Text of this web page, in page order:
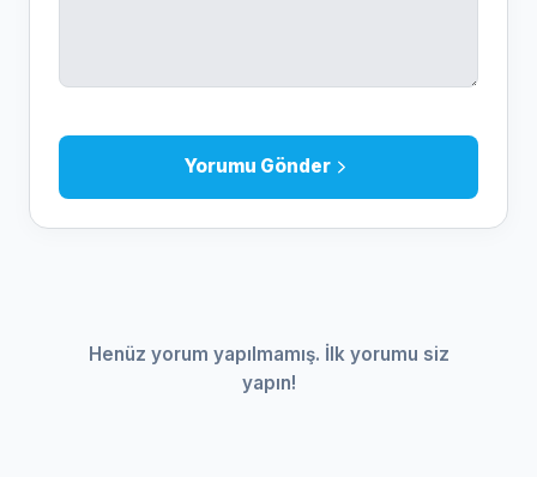
Yorumu Gönder
Henüz yorum yapılmamış. İlk yorumu siz
yapın!